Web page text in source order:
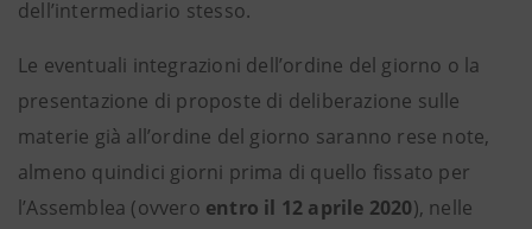
dell’intermediario stesso.
Le eventuali integrazioni dell’ordine del giorno o la
presentazione di proposte di deliberazione sulle
materie già all’ordine del giorno saranno rese note,
almeno quindici giorni prima di quello fissato per
l’Assemblea (ovvero entro il 12 aprile 2020), nelle